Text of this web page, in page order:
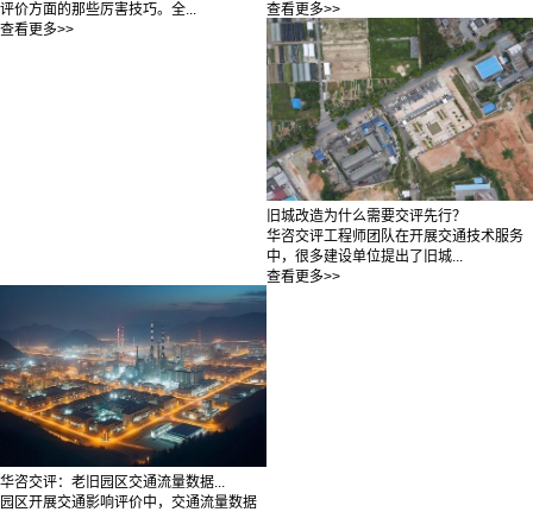
评价方面的那些厉害技巧。全...
查看更多>>
查看更多>>
旧城改造为什么需要交评先行？
华咨交评工程师团队在开展交通技术服务
中，很多建设单位提出了旧城...
查看更多>>
华咨交评：老旧园区交通流量数据...
园区开展交通影响评价中，交通流量数据